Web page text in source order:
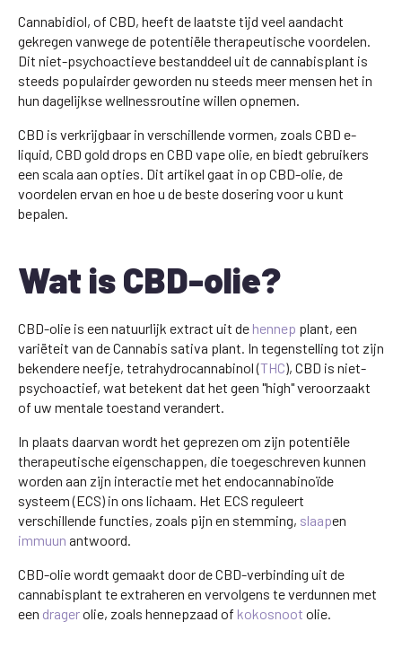
Cannabidiol, of CBD, heeft de laatste tijd veel aandacht
gekregen vanwege de potentiële therapeutische voordelen.
Dit niet-psychoactieve bestanddeel uit de cannabisplant is
steeds populairder geworden nu steeds meer mensen het in
hun dagelijkse wellnessroutine willen opnemen.
CBD is verkrijgbaar in verschillende vormen, zoals CBD e-
liquid, CBD gold drops en CBD vape olie, en biedt gebruikers
een scala aan opties. Dit artikel gaat in op CBD-olie, de
voordelen ervan en hoe u de beste dosering voor u kunt
bepalen.
Wat is CBD-olie?
CBD-olie is een natuurlijk extract uit de hennep plant, een
variëteit van de Cannabis sativa plant. In tegenstelling tot zijn
bekendere neefje, tetrahydrocannabinol (THC), CBD is niet-
psychoactief, wat betekent dat het geen "high" veroorzaakt
of uw mentale toestand verandert.
In plaats daarvan wordt het geprezen om zijn potentiële
therapeutische eigenschappen, die toegeschreven kunnen
worden aan zijn interactie met het endocannabinoïde
systeem (ECS) in ons lichaam. Het ECS reguleert
verschillende functies, zoals pijn en stemming, slaapen
immuun antwoord.
CBD-olie wordt gemaakt door de CBD-verbinding uit de
cannabisplant te extraheren en vervolgens te verdunnen met
een dragerolie, zoals hennepzaad of kokosnoot olie.